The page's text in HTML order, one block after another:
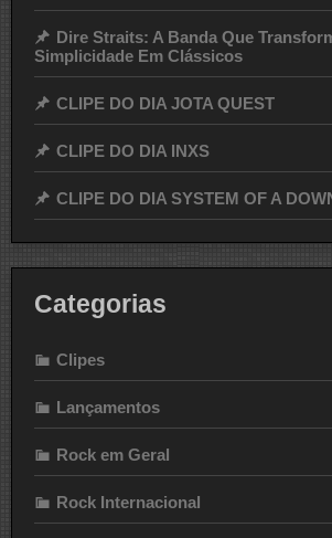
Dire Straits: A Banda Que
Simplicidade Em Clássicos
CLIPE DO DIA JOTA QUEST
CLIPE DO DIA INXS
CLIPE DO DIA SYSTEM OF A
Categorias
Clipes
Lançamentos
Rock em Geral
Rock Internacional